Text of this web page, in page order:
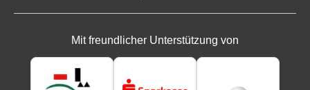
Mit freundlicher Unterstützung von